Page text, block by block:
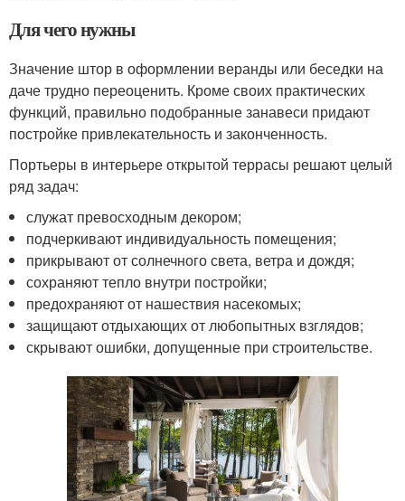
Для чего нужны
Значение штор в оформлении веранды или беседки на
даче трудно переоценить. Кроме своих практических
функций, правильно подобранные занавеси придают
постройке привлекательность и законченность.
Портьеры в интерьере открытой террасы решают целый
ряд задач:
служат превосходным декором;
подчеркивают индивидуальность помещения;
прикрывают от солнечного света, ветра и дождя;
сохраняют тепло внутри постройки;
предохраняют от нашествия насекомых;
защищают отдыхающих от любопытных взглядов;
скрывают ошибки, допущенные при строительстве.